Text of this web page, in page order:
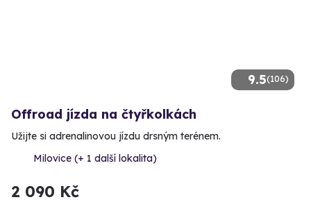
9.5(106)
Offroad jízda na čtyřkolkách
Užijte si adrenalinovou jízdu drsným terénem.
Milovice (+ 1 další lokalita)
2 090 Kč